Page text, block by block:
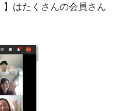
】はたくさんの会員さん